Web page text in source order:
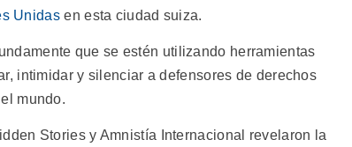
Unidas en esta ciudad suiza.
que se estén utilizando herramientas
intimidar y silenciar a defensores de derechos
mundo.
Stories y Amnistía Internacional revelaron la